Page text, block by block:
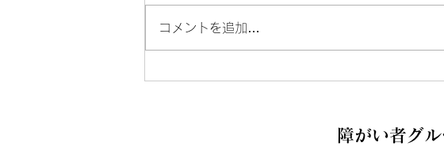
男性棟へのお問い合わせにつ
コメントを追加…
障がい者グ